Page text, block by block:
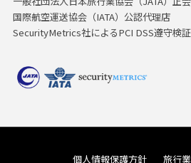
国際航空運送協会（IATA）公認代理店
SecurityMetrics社によるPCI DSS遵守検
個人情報保護方針 旅行